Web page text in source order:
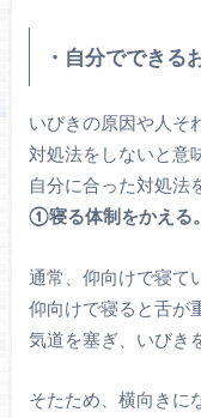
・自分でできる
いびきの原因や人そ
対処法をしないと意
自分に合った対処法
①寝る体制をかえる。
通常、仰向けで寝て
仰向けで寝ると舌が
気道を塞ぎ、いびき
そたため、横向きに